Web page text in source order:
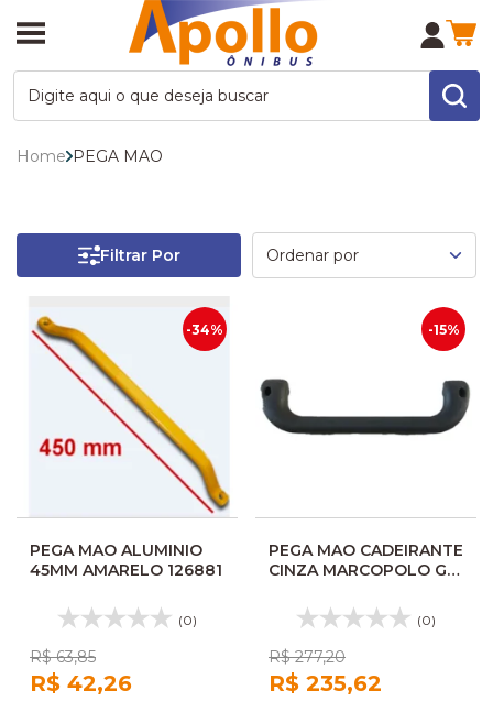
Home PEGA MAO
Filtrar Por
-34%
PEGA MAO ALUMINIO
45MM AMARELO 126881
(0)
R$ 63,85
R$ 42,26
-15%
PEGA MAO CADEIRANTE
CINZA MARCOPOLO GVI
2100306
(0)
R$ 277,20
R$ 235,62